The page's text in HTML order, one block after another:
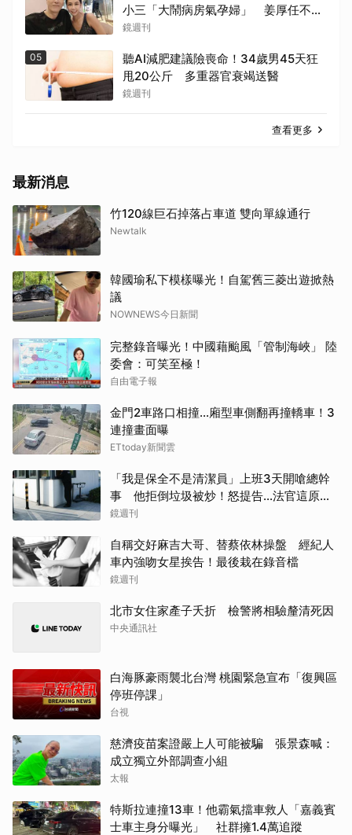
小三「大鬧病房氣孕婦」 姜厚任不忍
回應了
鏡週刊
05
聽AI減肥建議險喪命！34歲男45天狂
甩20公斤 多重器官衰竭送醫
鏡週刊
查看更多
最新消息
竹120線巨石掉落占車道 雙向單線通行
Newtalk
韓國瑜私下模樣曝光！自駕舊三菱出遊掀熱
議
NOWNEWS今日新聞
完整錄音曝光！中國藉颱風「管制海峽」 陸
委會：可笑至極！
自由電子報
金門2車路口相撞...廂型車側翻再撞轎車！3
連撞畫面曝
ETtoday新聞雲
「我是保全不是清潔員」上班3天開嗆總幹
事 他拒倒垃圾被炒！怒提告...法官這原因
判敗訴
鏡週刊
自稱交好麻吉大哥、替蔡依林操盤 經紀人
車內強吻女星挨告！最後栽在錄音檔
鏡週刊
北市女住家產子夭折 檢警將相驗釐清死因
中央通訊社
白海豚豪雨襲北台灣 桃園緊急宣布「復興區
停班停課」
台視
慈濟疫苗案證嚴上人可能被騙 張景森喊：
成立獨立外部調查小組
太報
特斯拉連撞13車！他霸氣擋車救人「嘉義賓
士車主身分曝光」 社群擁1.4萬追蹤